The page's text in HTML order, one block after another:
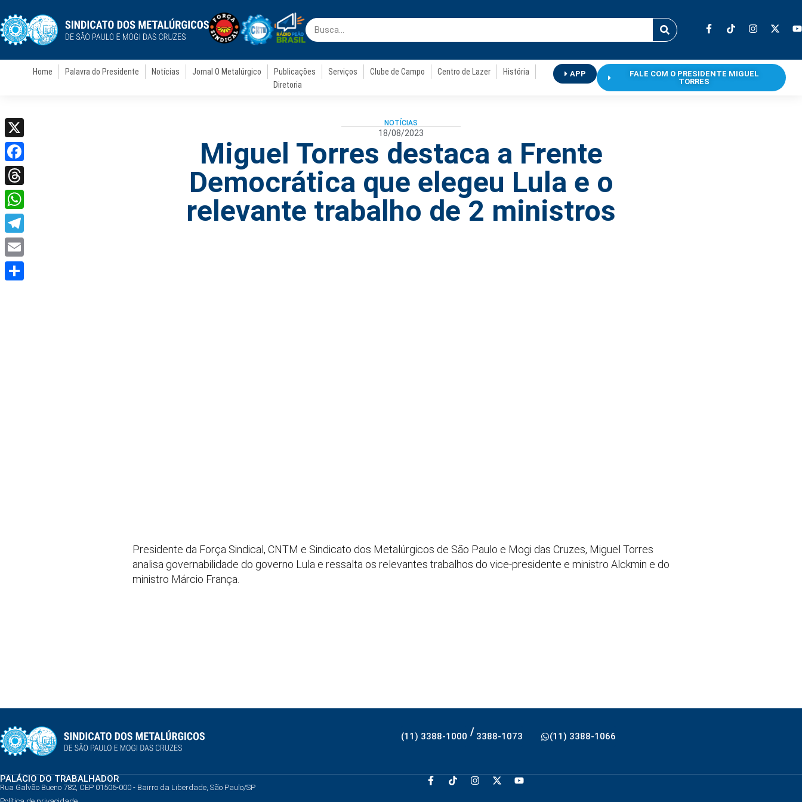
Home Palavra do Presidente Notícias Jornal O Metalúrgico Publicações Serviços Clube de Campo Centro de Lazer
História
Diretoria
APP
FALE COM O PRESIDENTE MIGUEL
TORRES
NOTÍCIAS
18/08/2023
Miguel Torres destaca a Frente
Democrática que elegeu Lula e o
relevante trabalho de 2 ministros
Presidente da Força Sindical, CNTM e Sindicato dos Metalúrgicos de São Paulo e Mogi das Cruzes, Miguel Torres
analisa governabilidade do governo Lula e ressalta os relevantes trabalhos do vice-presidente e ministro Alckmin e do
ministro Márcio França.
(11) 3388-1000 / 3388-1073 (11) 3388-1066
PALÁCIO DO TRABALHADOR
Rua Galvão Bueno 782, CEP 01506-000 - Bairro da Liberdade, São Paulo/SP
X
Facebook
Threads
WhatsApp
Telegram
Email